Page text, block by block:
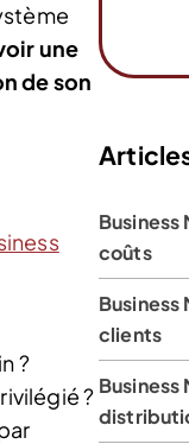
une
de son
?
?
Business
coûts
Business
clients
Business